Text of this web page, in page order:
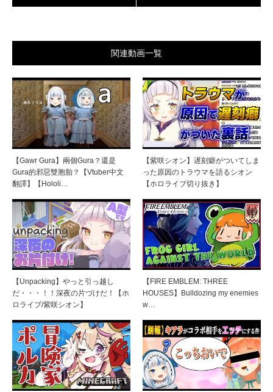
関連動画一覧
【Gawr Gura】兩個Gura？還是
Gura的邪惡雙胞胎？【Vtuber中文
翻譯】【Hololi…
【紫咲シオン】遅刻癖がついてしま
った原因のトラウマを語るシオン
【ホロライブ切り抜き】
【Unpacking】やっと引っ越し
だ・・・！！深夜の片づけだ！【ホ
ロライブ/紫咲シオン】
【FIRE EMBLEM: THREE
HOUSES】Bulldozing my enemies
w…